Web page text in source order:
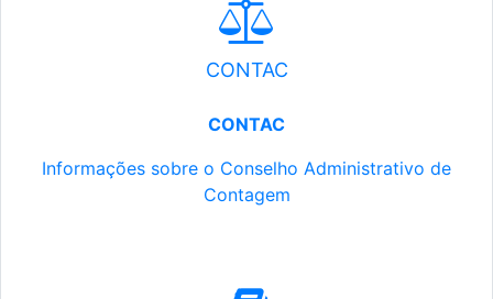
CONTAC
CONTAC
Informações sobre o Conselho Administrativo de
Contagem